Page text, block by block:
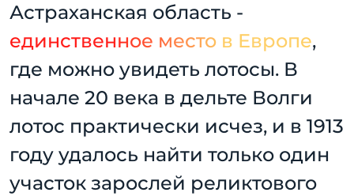
Астраханская область -
единственное место в Европе,
где можно увидеть лотосы. В
начале 20 века в дельте Волги
лотос практически исчез, и в 1913
году удалось найти только один
участок зарослей реликтового